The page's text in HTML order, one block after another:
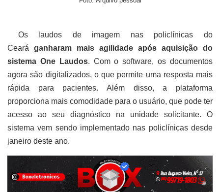
Os laudos de imagem nas policlínicas do
Ceará ganharam mais agilidade após aquisição do
sistema One Laudos. Com o software, os documentos
agora são digitalizados, o que permite uma resposta mais
rápida para pacientes. Além disso, a plataforma
proporciona mais comodidade para o usuário, que pode ter
acesso ao seu diagnóstico na unidade solicitante. O
sistema vem sendo implementado nas policlínicas desde
janeiro deste ano.